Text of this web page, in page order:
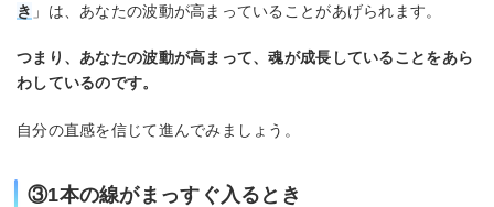
き 」は、あなたの波動が高まっていることがあげられます。
つまり、あなたの波動が高まって、魂が成長していることをあら
わしているのです。
自分の直感を信じて進んでみましょう。
③1本の線がまっすぐ入るとき